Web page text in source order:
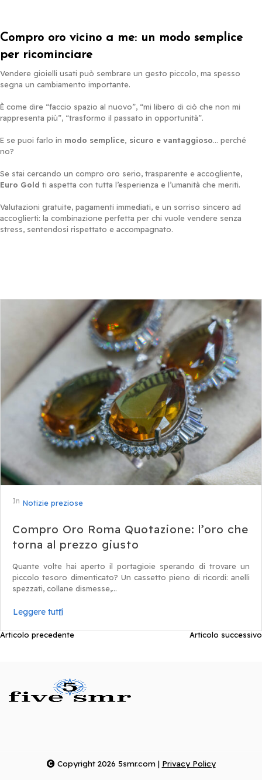
Compro oro vicino a me: un modo semplice
per ricominciare
Vendere gioielli usati può sembrare un gesto piccolo, ma spesso
segna un cambiamento importante.
È come dire “faccio spazio al nuovo”, “mi libero di ciò che non mi
rappresenta più”, “trasformo il passato in opportunità”.
E se puoi farlo in modo semplice, sicuro e vantaggioso… perché
no?
Se stai cercando un compro oro serio, trasparente e accogliente,
Euro Gold ti aspetta con tutta l’esperienza e l’umanità che meriti.
Valutazioni gratuite, pagamenti immediati, e un sorriso sincero ad
accoglierti: la combinazione perfetta per chi vuole vendere senza
stress, sentendosi rispettato e accompagnato.
In Notizie preziose
Compro Oro Roma Quotazione: l’oro che
torna al prezzo giusto
Quante volte hai aperto il portagioie sperando di trovare un
piccolo tesoro dimenticato? Un cassetto pieno di ricordi: anelli
spezzati, collane dismesse,...
Leggere tutti
N
Articolo precedente Articolo successivo
Copyright 2026 5smr.com | Privacy Policy